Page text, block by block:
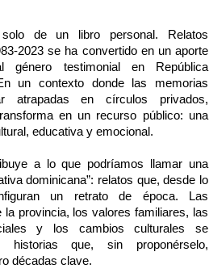
de un libro personal. Relatos
2023 se ha convertido en un aporte
género testimonial en República
un contexto donde las memorias
atrapadas en círculos privados,
en un recurso público: una
educativa y emocional.
a lo que podríamos llamar una
dominicana”: relatos que, desde lo
un retrato de época. Las
la provincia, los valores familiares, las
y los cambios culturales se
historias que, sin proponérselo,
décadas clave.